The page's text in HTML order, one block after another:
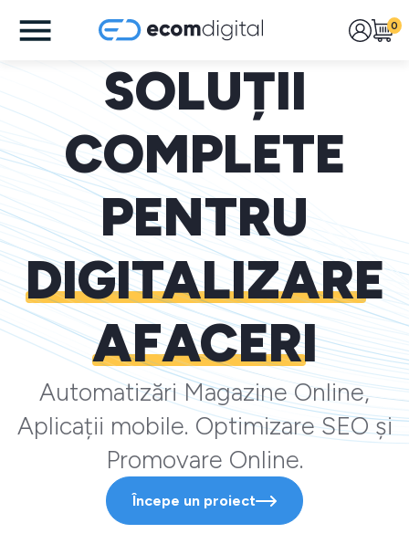
0
SOLUȚII
COMPLETE
PENTRU
DIGITALIZARE
AFACERI
Automatizări Magazine Online,
Aplicații mobile. Optimizare SEO și
Promovare Online.
Începe un proiect